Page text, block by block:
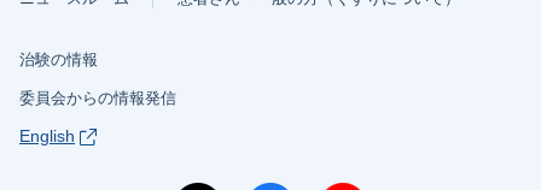
治験の情報
委員会からの情報発信
English